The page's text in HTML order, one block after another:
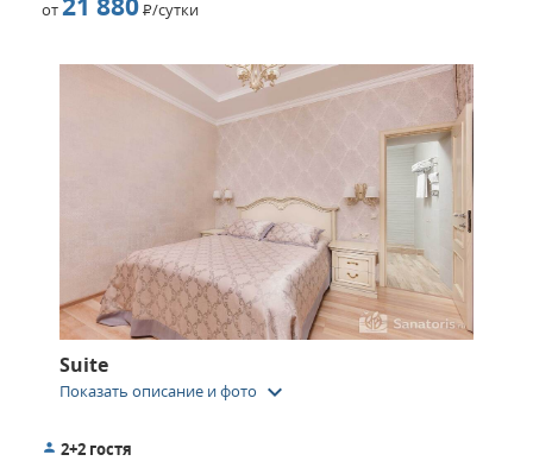
от
Р/сутки
Suite
Показать описание и фото keyboard_arrow_down
2+2 гостя